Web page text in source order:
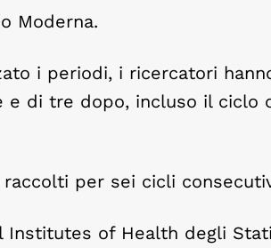
Moderna.
i periodi, i ricercatori
e di tre dopo, incluso il ciclo
per sei cicli
of Health degli Stati